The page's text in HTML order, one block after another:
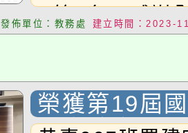
A第3名]!!感謝
努力!!
發佈單位：教務處 建立時間：2023-
榮獲第19屆